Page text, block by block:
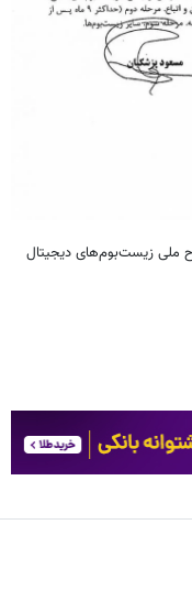
ملی زیست‌بوم‌های دیجیتال